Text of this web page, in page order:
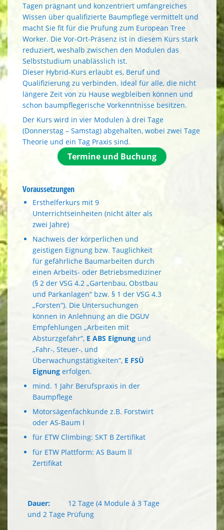
Tagen prägnant und konzentriert umfangreiches
Wissen über qualifizierte Baumpflege vermittelt und
macht Sie fit für die Prüfung zum European Tree
Worker. Die Vor-Ort-Präsenz ist in diesem Kurs stark
reduziert, weshalb zwischen den Modulen das
Selbststudium unablässlich ist.
Dieser Hybrid-Kurs erlaubt es, Beruf und
Qualifizierung zu verbinden. Ideal für alle, die nicht
längere Zeit von zu Hause wegbleiben können und
schon baumpflegerische Vorkenntnisse besitzen.
Der Kurs wird in vier Modulen à drei Tage
(Donnerstag – Samstag) abgehalten, wobei zwei Tage
Theorie und ein Tag Praxis sind.
Termine und Buchung
Voraussetzungen
Ersthelferkurs mit 9
Unterrichtseinheiten (nicht älter als
zwei Jahre)
Nachweis der körperlichen und
geistigen Eignung bzw. Tauglichkeit
für gefährliche Baumarbeiten durch
einen Arbeits- oder Betriebsmediziner
(§ 2 der VSG 4.2 „Gartenbau, Obstbau
und Parkanlagen“ bzw. § 1 der VSG 4.3
„Forsten“). Die Untersuchungen
können in Anlehnung an die DGUV
Empfehlungen „Arbeiten mit
Absturzgefahr“, E ABS Eignung und
„Fahr-, Steuer-, und
Überwachungstätigkeiten“, E FSÜ
Eignung erfolgen.
mind. 1 Jahr Berufspraxis in der
Baumpflege
Motorsägenfachkunde z.B. Forstwirt
oder AS-Baum I
für ETW Climbing: SKT B Zertifikat
für ETW Plattform: AS Baum ll
Zertifikat
Dauer: 12 Tage (4 Module á 3 Tage
und 2 Tage Prüfung